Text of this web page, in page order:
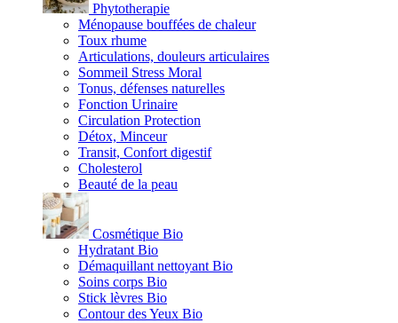
Phytotherapie
Ménopause bouffées de chaleur
Toux rhume
Articulations, douleurs articulaires
Sommeil Stress Moral
Tonus, défenses naturelles
Fonction Urinaire
Circulation Protection
Détox, Minceur
Transit, Confort digestif
Cholesterol
Beauté de la peau
Cosmétique Bio
Hydratant Bio
Démaquillant nettoyant Bio
Soins corps Bio
Stick lèvres Bio
Contour des Yeux Bio